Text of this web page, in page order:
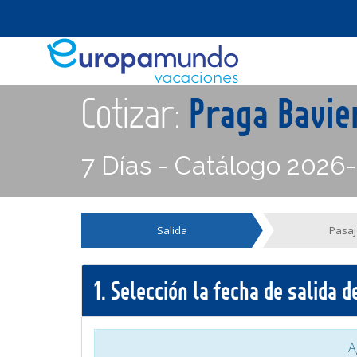
Cotizar: Praga
7 Días - Catálogo
Salida
1. Selección la fecha de salida